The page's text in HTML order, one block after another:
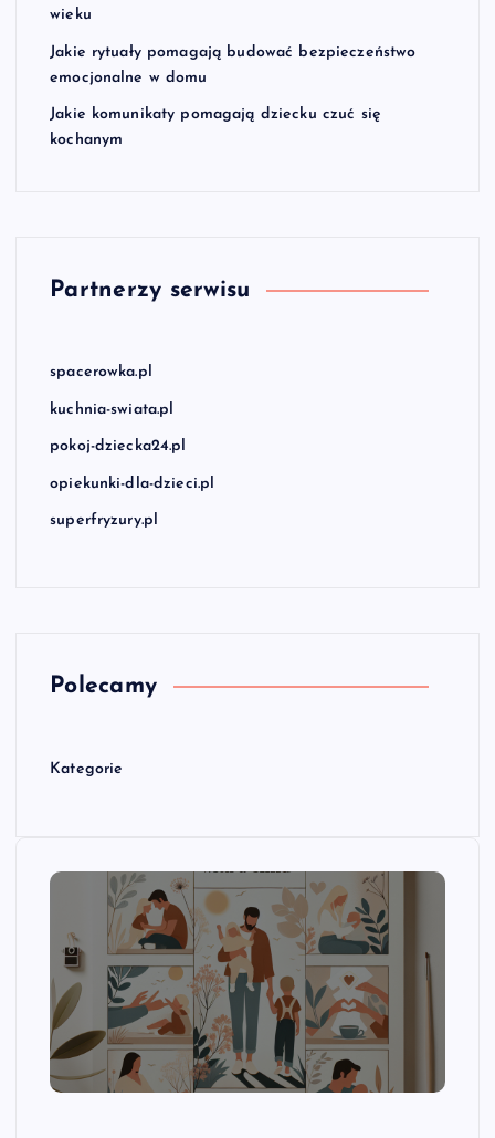
wieku
Jakie rytuały pomagają budować bezpieczeństwo
emocjonalne w domu
Jakie komunikaty pomagają dziecku czuć się
kochanym
Partnerzy serwisu
spacerowka.pl
kuchnia-swiata.pl
pokoj-dziecka24.pl
opiekunki-dla-dzieci.pl
superfryzury.pl
Polecamy
Kategorie